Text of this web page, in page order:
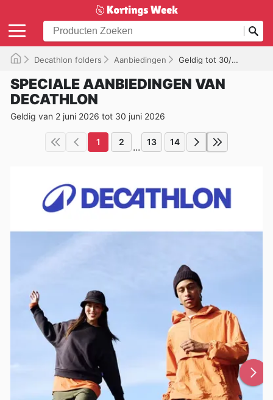
Decathlon folders Aanbiedingen Geldig tot 30/06/2026
SPECIALE AANBIEDINGEN VAN
DECATHLON
Geldig van 2 juni 2026 tot 30 juni 2026
1 2 ... 13 14